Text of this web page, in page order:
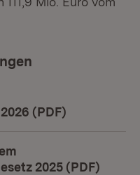
(PDF)
2025 (PDF)